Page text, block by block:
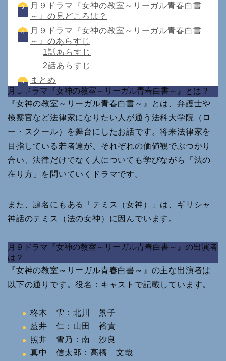
月９ドラマ『女神の教室～リーガル青春白書
～』の見どころは？
月９ドラマ『女神の教室～リーガル青春白書
～』のあらすじ
1話あらすじ
2話あらすじ
まとめ
月９ドラマ『女神の教室～リーガル青春白書～』とは？
『女神の教室～リーガル青春白書～』とは、弁護士や
検察官など法律家になりたい人が通う法科大学院（ロ
ー・スクール）を舞台にしたお話です。将来法律家を
目指している若者達が、それぞれの価値観でぶつかり
合い、法律だけでなく人についても学びながら「法の
在り方」を問いていくドラマです。
また、題名にもある「テミス（女神）」は、ギリシャ
神話のテミス（法の女神）に因んでいます。
月９ドラマ『女神の教室～リーガル青春白書～』の出演者
は？
『女神の教室～リーガル青春白書～』の主な出演者は
以下の通りです。役名：キャストで記載しています。
柊木 雫：北川 景子
藍井 仁：山田 裕貴
照井 雪乃：南 沙良
真中 信太郎：高橋 文哉